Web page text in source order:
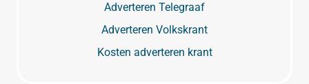
Adverteren Telegraaf
Adverteren Volkskrant
Kosten adverteren krant